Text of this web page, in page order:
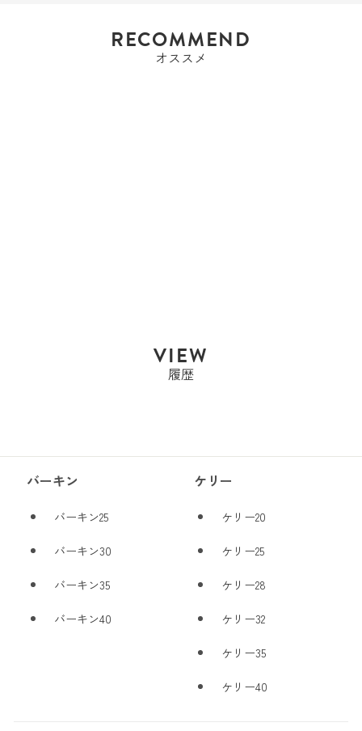
RECOMMEND
オススメ
VIEW
履歴
バーキン
バーキン25
バーキン30
バーキン35
バーキン40
ケリー
ケリー20
ケリー25
ケリー28
ケリー32
ケリー35
ケリー40